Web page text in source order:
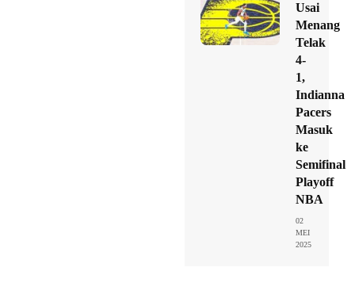
Usai
Menang
Telak
4-
1,
Indianna
Pacers
Masuk
ke
Semifinal
Playoff
NBA
02
MEI
2025